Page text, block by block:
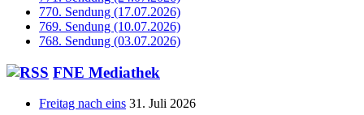
770. Sendung (17.07.2026)
769. Sendung (10.07.2026)
768. Sendung (03.07.2026)
FNE Mediathek
Freitag nach eins 31. Juli 2026